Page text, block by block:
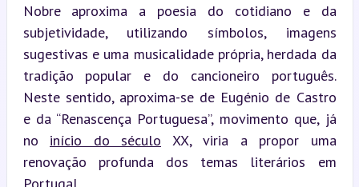
Nobre aproxima a poesia do cotidiano e da
subjetividade, utilizando símbolos, imagens
sugestivas e uma musicalidade própria, herdada da
tradição popular e do cancioneiro português.
Neste sentido, aproxima-se de Eugénio de Castro
e da “Renascença Portuguesa”, movimento que, já
no início do século XX, viria a propor uma
renovação profunda dos temas literários em